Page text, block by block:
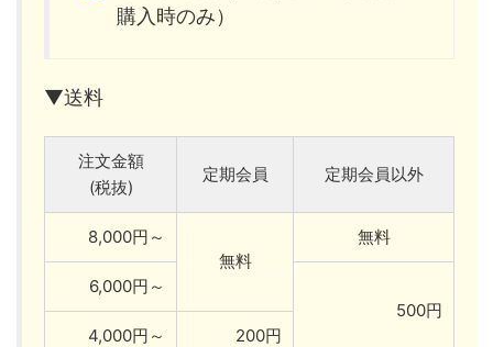
購入時のみ）
▼送料
注文金額
(税抜)
定期会員 定期会員以外
8,000円～
無料
無料
6,000円～
500円
4,000円～
200円